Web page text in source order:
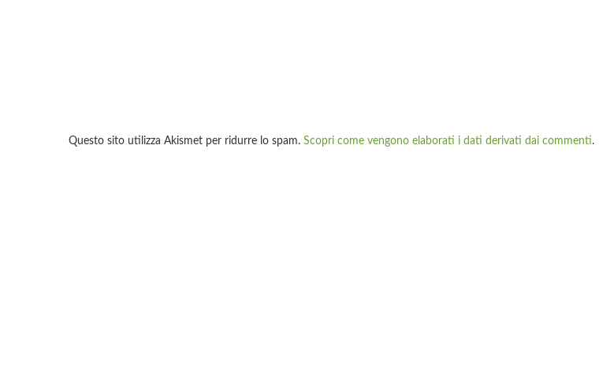
Questo sito utilizza Akismet per ridurre lo spam. Scopri come vengono elaborati i dati derivati dai commenti.